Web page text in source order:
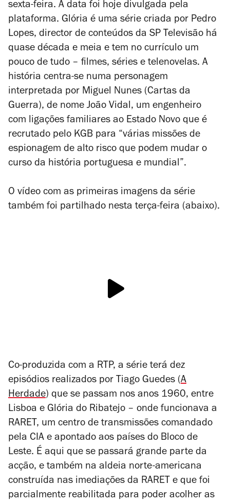
sexta-feira. A data foi hoje divulgada pela
plataforma. Glória é uma série criada por Pedro
Lopes, director de conteúdos da SP Televisão há
quase década e meia e tem no currículo um
pouco de tudo – filmes, séries e telenovelas. A
história centra-se numa personagem
interpretada por Miguel Nunes (Cartas da
Guerra), de nome João Vidal, um engenheiro
com ligações familiares ao Estado Novo que é
recrutado pelo KGB para “várias missões de
espionagem de alto risco que podem mudar o
curso da história portuguesa e mundial”.
O vídeo com as primeiras imagens da série
também foi partilhado nesta terça-feira (abaixo).
Co-produzida com a RTP, a série terá dez
episódios realizados por Tiago Guedes (A
Herdade) que se passam nos anos 1960, entre
Lisboa e Glória do Ribatejo – onde funcionava a
RARET, um centro de transmissões comandado
pela CIA e apontado aos países do Bloco de
Leste. É aqui que se passará grande parte da
acção, e também na aldeia norte-americana
construída nas imediações da RARET e que foi
parcialmente reabilitada para poder acolher as